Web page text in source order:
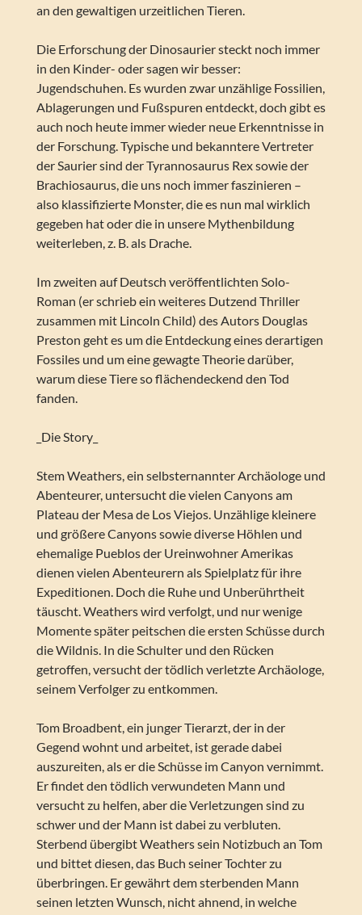
an den gewaltigen urzeitlichen Tieren.
Die Erforschung der Dinosaurier steckt noch immer
in den Kinder- oder sagen wir besser:
Jugendschuhen. Es wurden zwar unzählige Fossilien,
Ablagerungen und Fußspuren entdeckt, doch gibt es
auch noch heute immer wieder neue Erkenntnisse in
der Forschung. Typische und bekanntere Vertreter
der Saurier sind der Tyrannosaurus Rex sowie der
Brachiosaurus, die uns noch immer faszinieren –
also klassifizierte Monster, die es nun mal wirklich
gegeben hat oder die in unsere Mythenbildung
weiterleben, z. B. als Drache.
Im zweiten auf Deutsch veröffentlichten Solo-
Roman (er schrieb ein weiteres Dutzend Thriller
zusammen mit Lincoln Child) des Autors Douglas
Preston geht es um die Entdeckung eines derartigen
Fossiles und um eine gewagte Theorie darüber,
warum diese Tiere so flächendeckend den Tod
fanden.
_Die Story_
Stem Weathers, ein selbsternannter Archäologe und
Abenteurer, untersucht die vielen Canyons am
Plateau der Mesa de Los Viejos. Unzählige kleinere
und größere Canyons sowie diverse Höhlen und
ehemalige Pueblos der Ureinwohner Amerikas
dienen vielen Abenteurern als Spielplatz für ihre
Expeditionen. Doch die Ruhe und Unberührtheit
täuscht. Weathers wird verfolgt, und nur wenige
Momente später peitschen die ersten Schüsse durch
die Wildnis. In die Schulter und den Rücken
getroffen, versucht der tödlich verletzte Archäologe,
seinem Verfolger zu entkommen.
Tom Broadbent, ein junger Tierarzt, der in der
Gegend wohnt und arbeitet, ist gerade dabei
auszureiten, als er die Schüsse im Canyon vernimmt.
Er findet den tödlich verwundeten Mann und
versucht zu helfen, aber die Verletzungen sind zu
schwer und der Mann ist dabei zu verbluten.
Sterbend übergibt Weathers sein Notizbuch an Tom
und bittet diesen, das Buch seiner Tochter zu
überbringen. Er gewährt dem sterbenden Mann
seinen letzten Wunsch, nicht ahnend, in welche